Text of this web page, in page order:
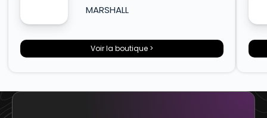
MARSHALL
Voir la boutique >